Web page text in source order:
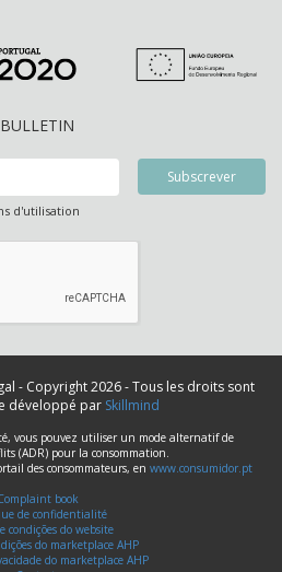
BULLETIN
d'utilisation
- Copyright 2026 - Tous les droits sont
développé par Skillmind
vous pouvez utiliser un mode alternatif de
(ADR) pour la consommation.
des consommateurs, en www.consumidor.pt
book
de confidentialité
condições do website
do marketplace AHP
do marketplace AHP